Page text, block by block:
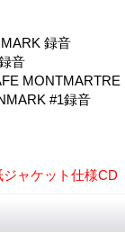
録音
音
MONTMARTRE
#1録音
ャケット仕様CD